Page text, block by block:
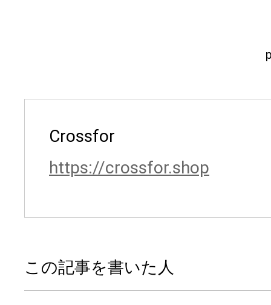
Crossfor
https://crossfor.shop
この記事を書いた人